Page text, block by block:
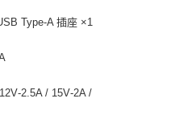
Type‑A 插座 ×1
/ 15V‑2A /